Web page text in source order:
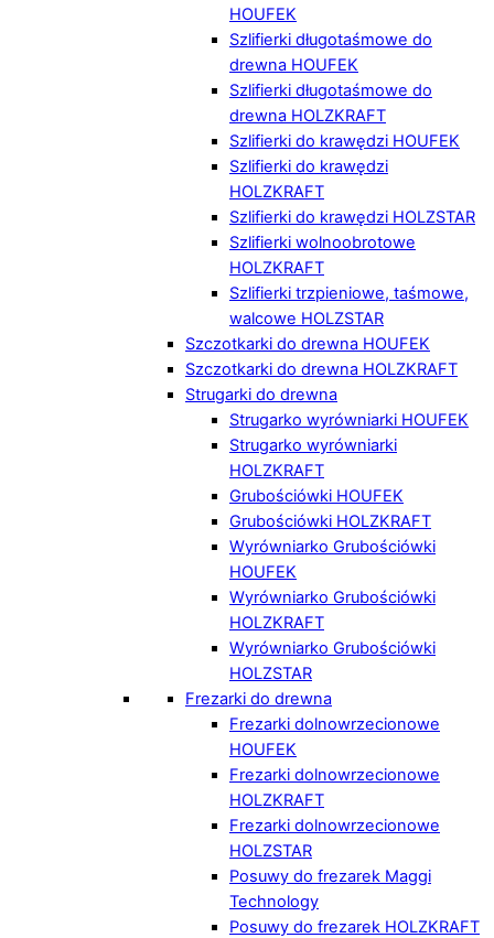
HOUFEK
Szlifierki długotaśmowe do
drewna HOUFEK
Szlifierki długotaśmowe do
drewna HOLZKRAFT
Szlifierki do krawędzi HOUFEK
Szlifierki do krawędzi
HOLZKRAFT
Szlifierki do krawędzi HOLZSTAR
Szlifierki wolnoobrotowe
HOLZKRAFT
Szlifierki trzpieniowe, taśmowe,
walcowe HOLZSTAR
Szczotkarki do drewna HOUFEK
Szczotkarki do drewna HOLZKRAFT
Strugarki do drewna
Strugarko wyrówniarki HOUFEK
Strugarko wyrówniarki
HOLZKRAFT
Grubościówki HOUFEK
Grubościówki HOLZKRAFT
Wyrówniarko Grubościówki
HOUFEK
Wyrówniarko Grubościówki
HOLZKRAFT
Wyrówniarko Grubościówki
HOLZSTAR
Frezarki do drewna
Frezarki dolnowrzecionowe
HOUFEK
Frezarki dolnowrzecionowe
HOLZKRAFT
Frezarki dolnowrzecionowe
HOLZSTAR
Posuwy do frezarek Maggi
Technology
Posuwy do frezarek HOLZKRAFT